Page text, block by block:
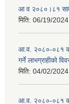
आ व २०८०।८१
मिति: 06/19/
आ.व. २०८०-०८१ को
गर्ने लाभग्राहीको
मिति: 04/02/
आ.व. २०८०-०८१ को